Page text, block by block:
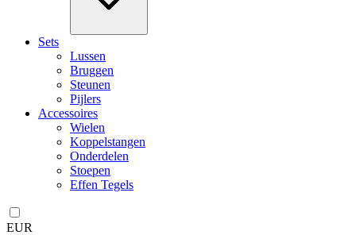
Sets
Lussen
Bruggen
Steunen
Pijlers
Accessoires
Wielen
Koppelstangen
Onderdelen
Stoepen
Effen Tegels
EUR